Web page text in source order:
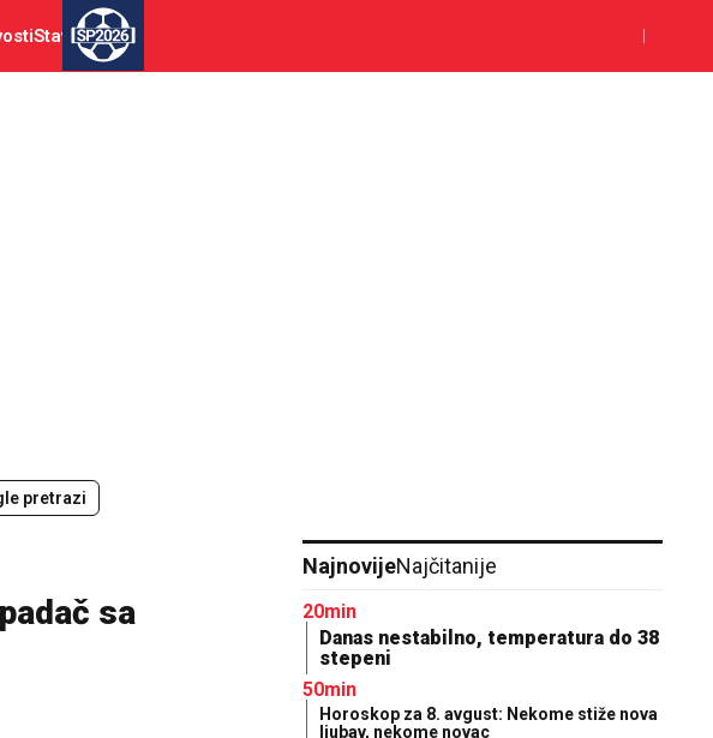
Stav SP2026
pretrazi
sa
NajnovijeNajčitanije
20min
Danas nestabilno, temperatura do 38
stepeni
50min
Horoskop za 8. avgust: Nekome stiže nova
ljubav, nekome novac